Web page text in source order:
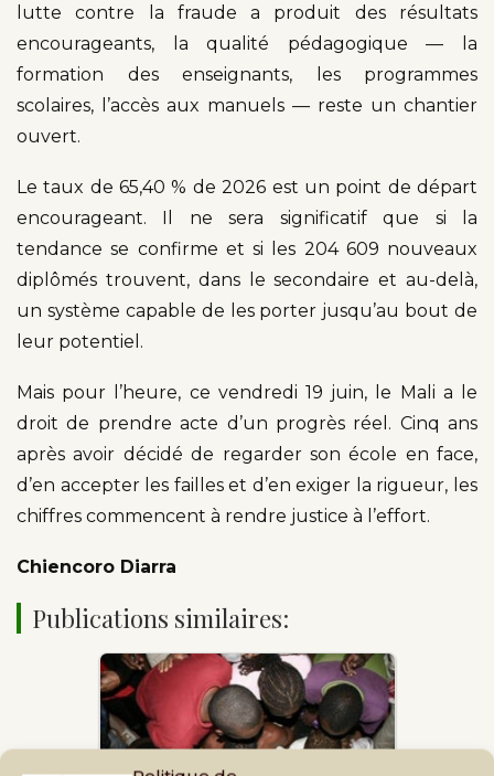
lutte contre la fraude a produit des résultats
encourageants, la qualité pédagogique — la
formation des enseignants, les programmes
scolaires, l’accès aux manuels — reste un chantier
ouvert.
Le taux de 65,40 % de 2026 est un point de départ
encourageant. Il ne sera significatif que si la
tendance se confirme et si les 204 609 nouveaux
diplômés trouvent, dans le secondaire et au-delà,
un système capable de les porter jusqu’au bout de
leur potentiel.
Mais pour l’heure, ce vendredi 19 juin, le Mali a le
droit de prendre acte d’un progrès réel. Cinq ans
après avoir décidé de regarder son école en face,
d’en accepter les failles et d’en exiger la rigueur, les
chiffres commencent à rendre justice à l’effort.
Chiencoro Diarra
Publications similaires: